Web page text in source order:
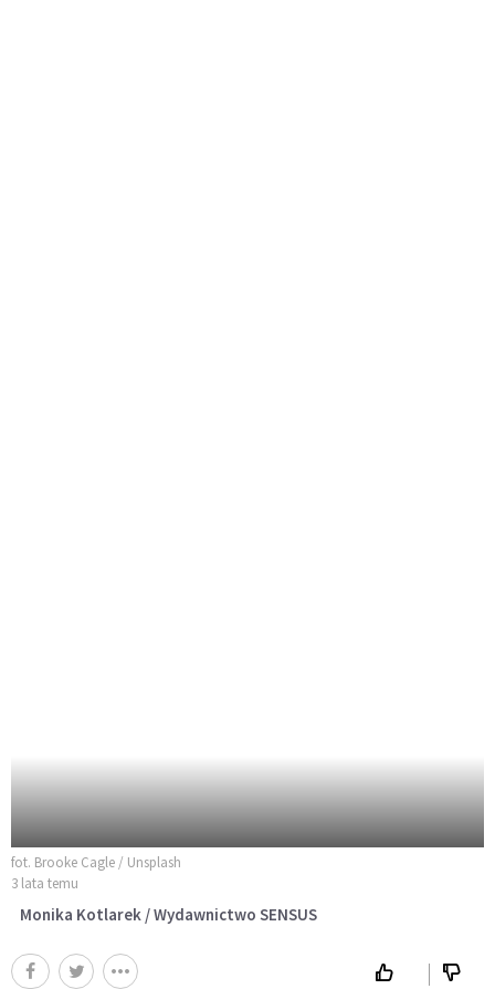
fot. Brooke Cagle / Unsplash
3 lata temu
Monika Kotlarek / Wydawnictwo SENSUS